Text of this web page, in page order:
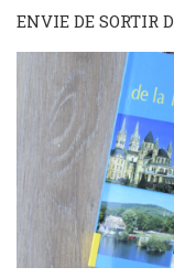
ENVIE DE SORTIR